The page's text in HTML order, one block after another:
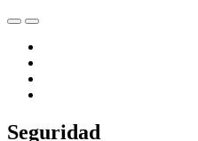
Seguridad